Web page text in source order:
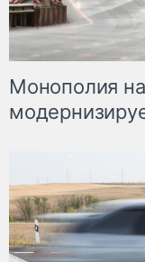
Монополия